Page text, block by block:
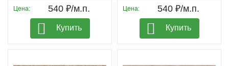
Цена: 540 ₽/м.п.
Купить
Цена: 540 ₽/м.п.
Купить